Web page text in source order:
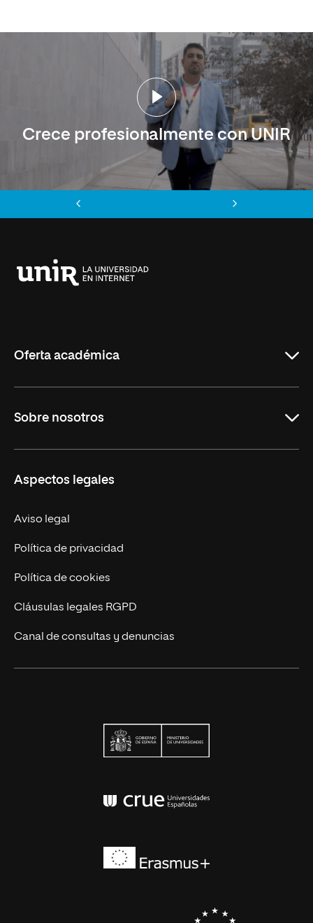
Crece profesionalmente con UNIR
Oferta académica
Maestrías
Sobre nosotros
Trabaja en UNIR
Actualidad UNIR
Contáctanos
Aspectos legales
Aviso legal
Política de privacidad
Política de cookies
Cláusulas legales RGPD
Canal de consultas y denuncias